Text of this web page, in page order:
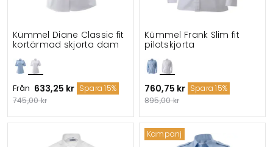
Kümmel Diane Classic fit
kortärmad skjorta dam
Från 633,25 kr Spara 15%
745,00 kr
Kümmel Frank Slim fit
pilotskjorta
760,75 kr Spara 15%
895,00 kr
Kampanj